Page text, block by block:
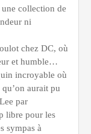
collection de
ni
chez DC, où
et humble…
incroyable où
aurait pu
par
libre pour les
sympas à